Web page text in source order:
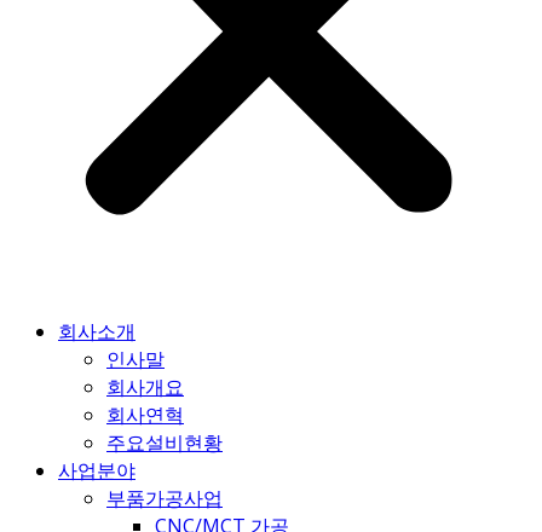
회사소개
인사말
회사개요
회사연혁
주요설비현황
사업분야
부품가공사업
CNC/MCT 가공